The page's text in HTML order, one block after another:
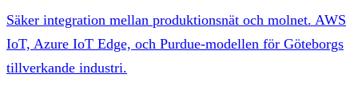
Säker integration mellan produktionsnät och molnet. AWS
IoT, Azure IoT Edge, och Purdue-modellen för Göteborgs
tillverkande industri.